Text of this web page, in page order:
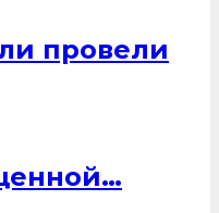
провели